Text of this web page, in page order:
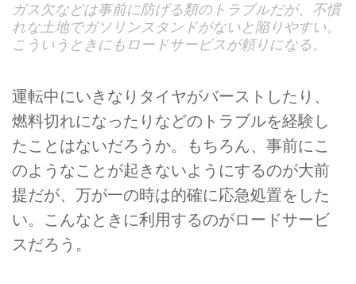
ガス欠などは事前に防げる類のトラブルだが、不慣
れな土地でガソリンスタンドがないと陥りやすい。
こういうときにもロードサービスが頼りになる。
運転中にいきなりタイヤがバーストしたり、
燃料切れになったりなどのトラブルを経験し
たことはないだろうか。もちろん、事前にこ
のようなことが起きないようにするのが大前
提だが、万が一の時は的確に応急処置をした
い。こんなときに利用するのがロードサービ
スだろう。